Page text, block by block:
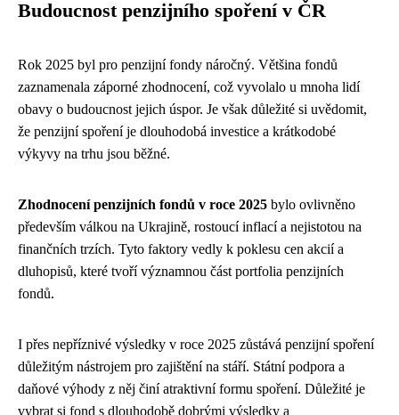
Budoucnost penzijního spoření v ČR
Rok 2025 byl pro penzijní fondy náročný. Většina fondů
zaznamenala záporné zhodnocení, což vyvolalo u mnoha lidí
obavy o budoucnost jejich úspor. Je však důležité si uvědomit,
že penzijní spoření je dlouhodobá investice a krátkodobé
výkyvy na trhu jsou běžné.
Zhodnocení penzijních fondů v roce 2025 bylo ovlivněno
především válkou na Ukrajině, rostoucí inflací a nejistotou na
finančních trzích. Tyto faktory vedly k poklesu cen akcií a
dluhopisů, které tvoří významnou část portfolia penzijních
fondů.
I přes nepříznivé výsledky v roce 2025 zůstává penzijní spoření
důležitým nástrojem pro zajištění na stáří. Státní podpora a
daňové výhody z něj činí atraktivní formu spoření. Důležité je
vybrat si fond s dlouhodobě dobrými výsledky a